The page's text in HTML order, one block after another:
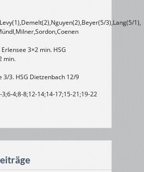
3),Lang(5/1),
Erlensee 3×2 min. HSG
min.
3/3. HSG Dietzenbach 12/9
3;6-4;8-8;12-14;14-17;15-21;19-22